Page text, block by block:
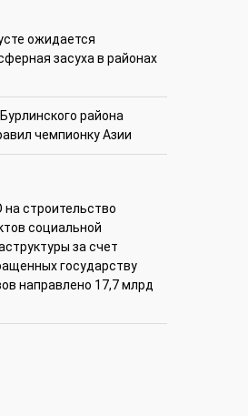
ожидается
засуха в районах
района
чемпионку Азии
на строительство
социальной
за счет
государству
направлено 17,7 млрд